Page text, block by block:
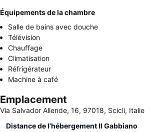
Équipements de la chambre
Salle de bains avec douche
Télévision
Chauffage
Climatisation
Réfrigérateur
Machine à café
Emplacement
Via Salvador Allende, 16, 97018, Scicli, Italie
Distance de l’hébergement Il Gabbiano